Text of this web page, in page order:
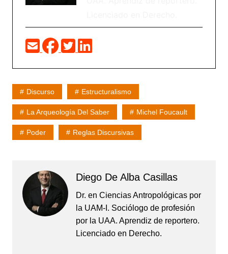
Discurso Estructuralismo
La Arqueología Del Saber Michel Foucault
Poder Reglas Discursivas
Diego De Alba Casillas
Dr. en Ciencias Antropológicas por
la UAM-I. Sociólogo de profesión
por la UAA. Aprendiz de reportero.
Licenciado en Derecho.